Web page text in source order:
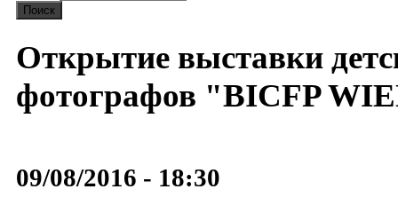
Открытие выставки
фотографов "BICFP
09/08/2016 - 18:30